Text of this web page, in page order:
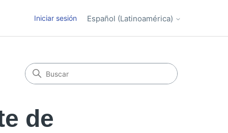
Iniciar sesión Español (Latinoamérica)
de